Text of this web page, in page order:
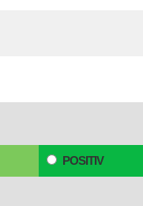
POSITIV